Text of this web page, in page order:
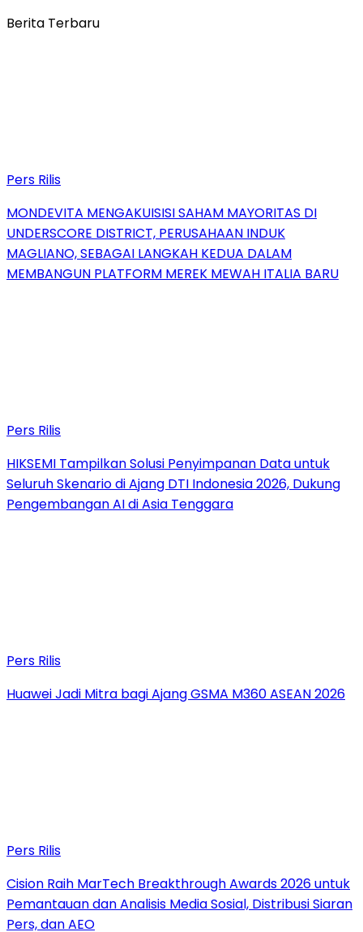
Berita Terbaru
Pers Rilis
MONDEVITA MENGAKUISISI SAHAM MAYORITAS DI
UNDERSCORE DISTRICT, PERUSAHAAN INDUK
MAGLIANO, SEBAGAI LANGKAH KEDUA DALAM
MEMBANGUN PLATFORM MEREK MEWAH ITALIA BARU
Pers Rilis
HIKSEMI Tampilkan Solusi Penyimpanan Data untuk
Seluruh Skenario di Ajang DTI Indonesia 2026, Dukung
Pengembangan AI di Asia Tenggara
Pers Rilis
Huawei Jadi Mitra bagi Ajang GSMA M360 ASEAN 2026
Pers Rilis
Cision Raih MarTech Breakthrough Awards 2026 untuk
Pemantauan dan Analisis Media Sosial, Distribusi Siaran
Pers, dan AEO